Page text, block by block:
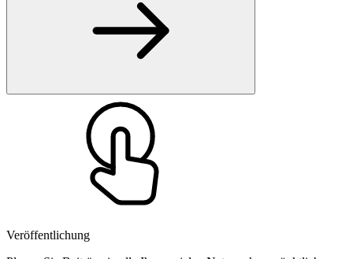
Veröffentlichung